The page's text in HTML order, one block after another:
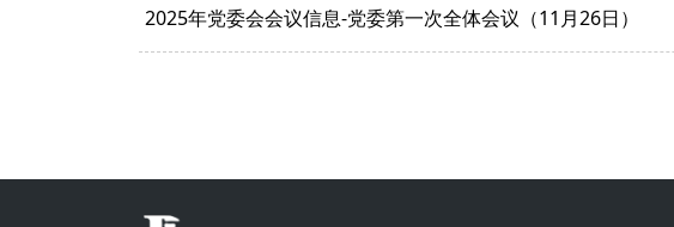
2025年党委会会议信息-党委第一次全体会议（11月26日）